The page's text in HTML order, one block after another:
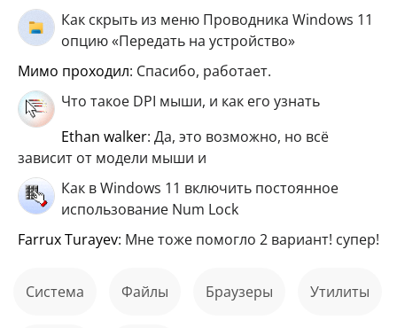
Как скрыть из меню Проводника Windows 11
опцию «Передать на устройство»
мимо проходил: Спасибо, работает.
Что такое DPI мыши, и как его узнать
ethan walker: Да, это возможно, но всё
зависит от модели мыши и
Как в Windows 11 включить постоянное
использование Num Lock
Farrux Turayev: Мне тоже помогло 2 вариант! супер!
Система файлы Браузеры Утилиты